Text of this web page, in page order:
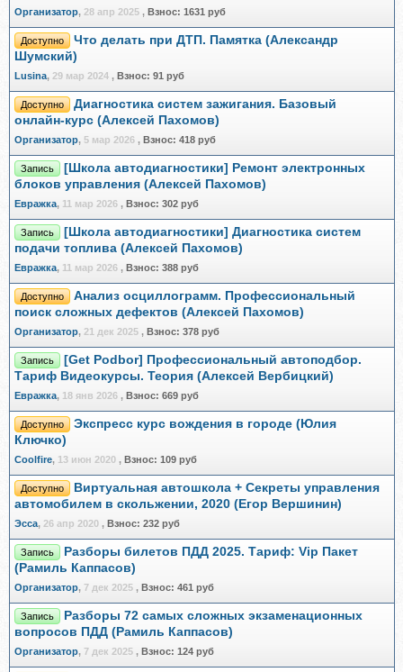
Организатор, 28 апр 2025 , Взнос: 1631 руб
Доступно
Что делать при ДТП. Памятка (Александр
Шумский)
Lusina, 29 мар 2024 , Взнос: 91 руб
Доступно
Диагностика систем зажигания. Базовый
онлайн-курс (Алексей Пахомов)
Организатор, 5 мар 2026 , Взнос: 418 руб
Запись
[Школа автодиагностики] Ремонт электронных
блоков управления (Алексей Пахомов)
Евражкa, 11 мар 2026 , Взнос: 302 руб
Запись
[Школа автодиагностики] Диагностика систем
подачи топлива (Алексей Пахомов)
Евражкa, 11 мар 2026 , Взнос: 388 руб
Доступно
Анализ осциллограмм. Профессиональный
поиск сложных дефектов (Алексей Пахомов)
Организатор, 21 дек 2025 , Взнос: 378 руб
Запись
[Get Podbor] Профессиональный автоподбор.
Тариф Видеокурсы. Теория (Алексей Вербицкий)
Евражкa, 18 янв 2026 , Взнос: 669 руб
Доступно
Экспресс курс вождения в городе (Юлия
Ключко)
Coolfire, 13 июн 2020 , Взнос: 109 руб
Доступно
Виртуальная автошкола + Секреты управления
автомобилем в скольжении, 2020 (Егор Вершинин)
Эсса, 26 апр 2020 , Взнос: 232 руб
Запись
Разборы билетов ПДД 2025. Тариф: Vip Пакет
(Рамиль Каппасов)
Организатор, 7 дек 2025 , Взнос: 461 руб
Запись
Разборы 72 самых сложных экзаменационных
вопросов ПДД (Рамиль Каппасов)
Организатор, 7 дек 2025 , Взнос: 124 руб